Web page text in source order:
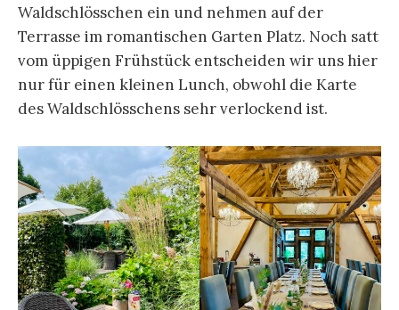
Waldschlösschen ein und nehmen auf der
Terrasse im romantischen Garten Platz. Noch satt
vom üppigen Frühstück entscheiden wir uns hier
nur für einen kleinen Lunch, obwohl die Karte
des Waldschlösschens sehr verlockend ist.